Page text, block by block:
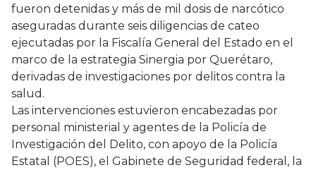
fueron detenidas y más de mil dosis de narcótico
aseguradas durante seis diligencias de cateo
ejecutadas por la Fiscalía General del Estado en el
marco de la estrategia Sinergia por Querétaro,
derivadas de investigaciones por delitos contra la
salud.
Las intervenciones estuvieron encabezadas por
personal ministerial y agentes de la Policía de
Investigación del Delito, con apoyo de la Policía
Estatal (POES), el Gabinete de Seguridad federal, la